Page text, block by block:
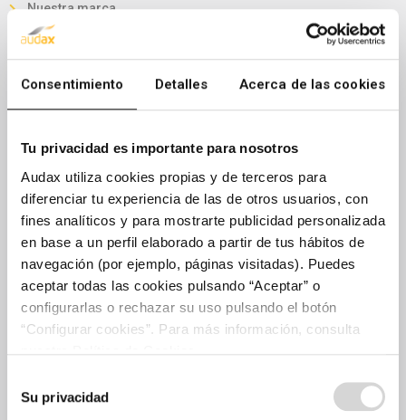
Consentimiento Detalles Acerca de las cookies
Tu privacidad es importante para nosotros
Audax utiliza cookies propias y de terceros para
diferenciar tu experiencia de las de otros usuarios, con
fines analíticos y para mostrarte publicidad personalizada
en base a un perfil elaborado a partir de tus hábitos de
navegación (por ejemplo, páginas visitadas). Puedes
aceptar todas las cookies pulsando “Aceptar” o
configurarlas o rechazar su uso pulsando el botón
“Configurar cookies”. Para más información, consulta
deSu privacidad
Nuestra marca
Audax en Cifras
Invierte en Audax
Órganos de Gobierno
Plan de crecimiento
Solar
Eólica
Comercialización
Accionistas e Inversores
Certificación verde